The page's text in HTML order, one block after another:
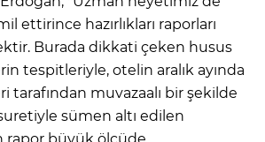
ettirince hazırlıkları raporları
Burada dikkati çeken husus
tespitleriyle, otelin aralık ayında
tarafından muvazaalı bir şekilde
sümen altı edilen